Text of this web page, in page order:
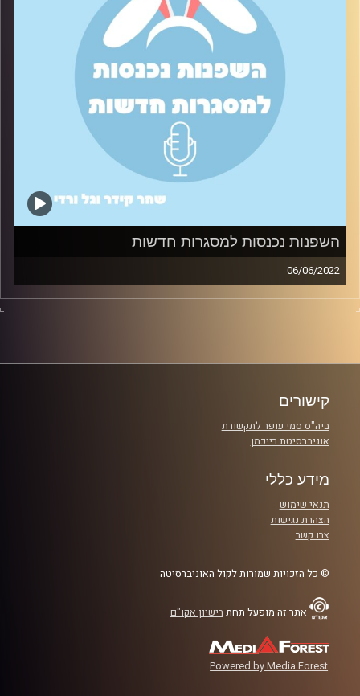
השפנות נכנסות למסגרות חדשות
06/06/2022
איך צלחנו את תחילת התואר (בתקופת הקורונה בזום) בעזרת
קישורים
ביה"ס סמי עופר לתקשורת
אוניברסיטת רייכמן
מידע כללי
תנאי שימוש
הצהרת נגישות
צרו קשר
© כל הזכויות שמורות לקול האוניברסיטה
אתר זה מופעל תחת רישיון אקו"ם
Powered by Media Forest